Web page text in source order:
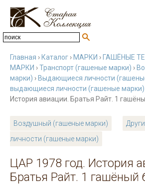
Главная › Каталог › МАРКИ › ГАШЁНЫЕ
МАРКИ ›Транспорт (гашеные марки) ›
марки) › Выдающиеся личности
выдающиеся личности (гашеные марки)
История авиации. Братья Райт. 1
Воздушный (гашеные марки)
личности (гашеные марки)
ЦАР 1978 год. История
Братья Райт. 1 гашёный